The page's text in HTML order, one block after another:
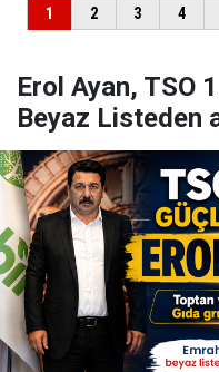
Erol Ayan, TSO
Beyaz Listeden